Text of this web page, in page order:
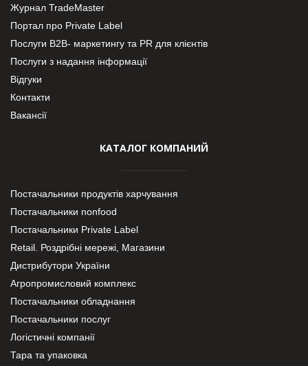
Журнал TradeMaster
Портал про Private Label
Послуги В2В- маркетингу та PR для клієнтів
Послуги з надання інформації
Відгуки
Контакти
Вакансії
КАТАЛОГ КОМПАНИЙ
Постачальники продуктів харчування
Постачальники nonfood
Постачальники Private Label
Retail. Роздрібні мережі, Магазини
Дистрибутори України
Агропромисловий комплекс
Постачальники обладнання
Постачальники послуг
Логістичні компанії
Тара та упаковка